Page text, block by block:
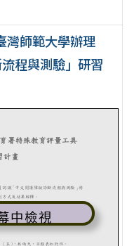
灣師範大學辦理
流程與測驗」研習
中檢視